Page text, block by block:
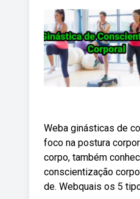
Weba ginásticas de
foco na postura
corpo, também
conscientização
de. Webquais os 5